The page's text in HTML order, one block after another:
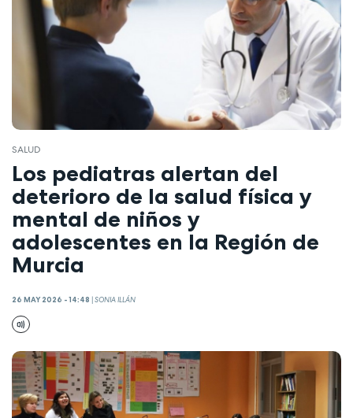
SALUD
Los pediatras alertan del
deterioro de la salud física y
mental de niños y
adolescentes en la Región de
Murcia
26 MAY 2026 - 14:48 |SONIA ILLÁN